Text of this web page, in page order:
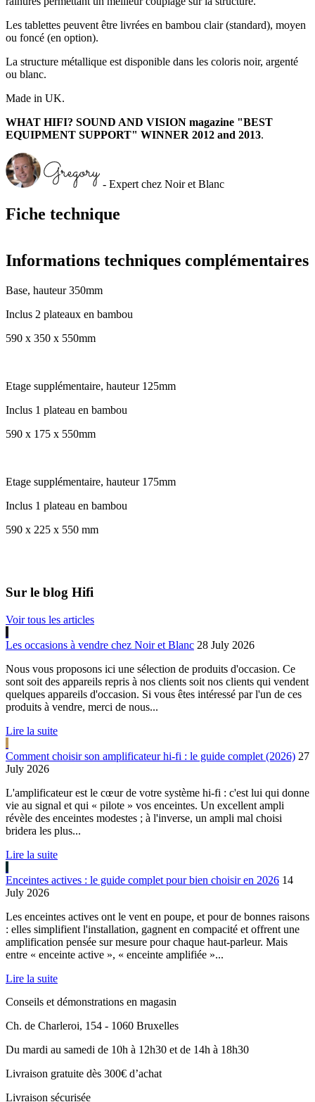
Fiche technique
Informations techniques complémentaires
Base, hauteur 350mm
Inclus 2 plateaux en bambou
590 x 350 x 550mm
Etage supplémentaire, hauteur 125mm
Inclus 1 plateau en bambou
590 x 175 x 550mm
Etage supplémentaire, hauteur 175mm
Inclus 1 plateau en bambou
590 x 225 x 550 mm
Les tablettes peuvent être livrées en bambou clair (standard), moyen
ou foncé (en option).
La structure métallique est disponible dans les coloris noir, argenté
ou blanc.
Made in UK.
WHAT HIFI? SOUND AND VISION magazine "BEST
EQUIPMENT SUPPORT" WINNER 2012 and 2013.
- Expert chez Noir et Blanc
Sur le blog Hifi
Voir tous les articles
Les occasions à vendre chez Noir et Blanc 28 July 2026
Nous vous proposons ici une sélection de produits d'occasion. Ce
sont soit des appareils repris à nos clients soit nos clients qui vendent
quelques appareils d'occasion. Si vous êtes intéressé par l'un de ces
produits à vendre, merci de nous...
Lire la suite
Comment choisir son amplificateur hi-fi : le guide complet (2026) 27
July 2026
L'amplificateur est le cœur de votre système hi-fi : c'est lui qui donne
vie au signal et qui « pilote » vos enceintes. Un excellent ampli
révèle des enceintes modestes ; à l'inverse, un ampli mal choisi
bridera les plus...
Lire la suite
Enceintes actives : le guide complet pour bien choisir en 2026 14
July 2026
Les enceintes actives ont le vent en poupe, et pour de bonnes raisons
: elles simplifient l'installation, gagnent en compacité et offrent une
amplification pensée sur mesure pour chaque haut-parleur. Mais
entre « enceinte active », « enceinte amplifiée »...
Lire la suite
Conseils et démonstrations en magasin
Ch. de Charleroi, 154 - 1060 Bruxelles
Du mardi au samedi de 10h à 12h30 et de 14h à 18h30
Livraison gratuite dès 300€ d’achat
Livraison sécurisée